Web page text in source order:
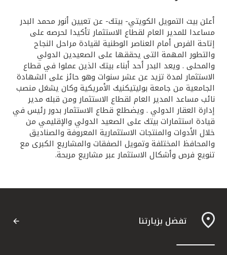
القنوات المصرفية
أدوات وخدمات
خدمات ما بعد البيع
اتصل بنا
مواقع الفروع وأجهزة الصرف الآلي
تركيا
أعلن بيت التمويل الكويتي- بيتك- عن تعيين أنور محمد البدر
مساعدا للمدير العام لقطاع الاستثمار تأكيدا لحرصه على
إتاحة الفرص أمام العناصر الوطنية لقيادة مراحل النجاح
والتطور المهمة التى يحققها على الصعيدين الدولي
والمحلى . ويعد البدر أحد أبناء بيتك الذين عملوا في قطاع
الاستثمار لمدة تزيد عن عشر سنوات وهو حائز على الشهادة
الجامعية من جامعة بوليتيكنيك الأمريكية وكان يشغل منصب
نائب مساعد المدير العام لقطاع الاستثمار ومن قبله مدير
إدارة العقار الدولي . ويضطلع قطاع الاستثمار بدور رئيس في
قيادة استثمارات بيتك على الصعيد الدولي والإقليمي من
خلال الأدوات والمنتجات الاستثمارية المعروفة والصناديق
والمحافظ المختلفة وتمويل الصفقات والمشاريع الكبرى مع
تنويع فرص وأشكال الاستثمار عبر مشاريع مربحة.
تفضل بزيارتنا